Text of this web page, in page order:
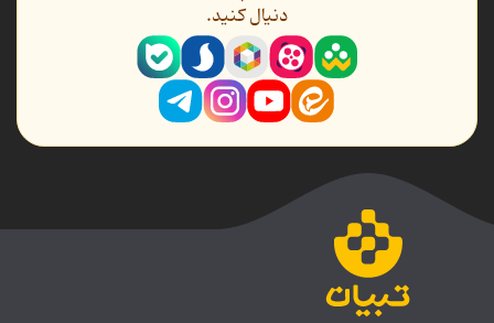
دنیال کنید.